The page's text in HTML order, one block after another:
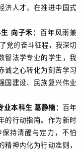
济人才，在推进中国式
向子禾：
百年风雨兼
党的奋斗征程，我深切
智法学专业的学生，我
诚之心转化为刻苦学习
国建设、民族复兴伟业
本科生 葛静楠：
百年
的行动指南。作为新时
持清醒与定力，不怕
神内化为行动准则，